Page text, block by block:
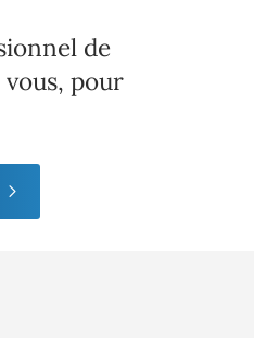
de
pour